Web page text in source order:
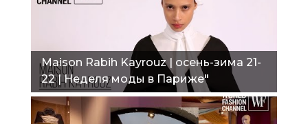
Maison Rabih Kayrouz | осень-зима 21-
22 | Неделя моды в Париже"